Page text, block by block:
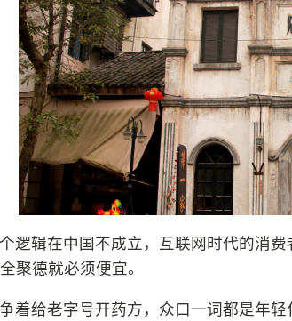
逻辑在中国不成立，互联网时代的消
聚德就必须便宜。
着给老字号开药方，众口一词都是年